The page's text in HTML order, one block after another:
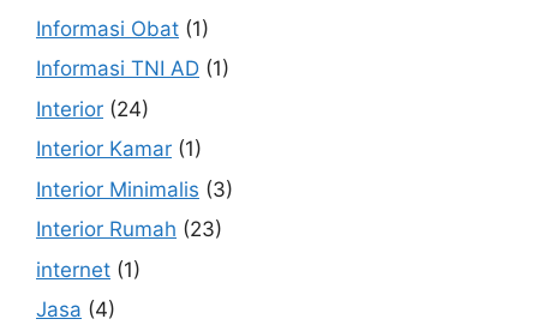
Informasi Obat (1)
Informasi TNI AD (1)
Interior (24)
Interior Kamar (1)
Interior Minimalis (3)
Interior Rumah (23)
internet (1)
Jasa (4)